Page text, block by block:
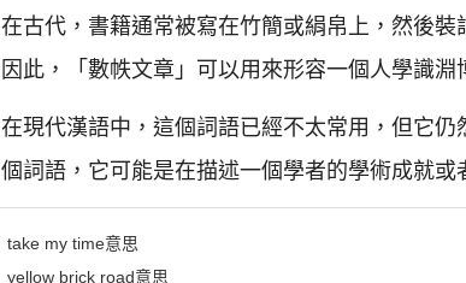
在古代，書籍通常被寫在竹簡或絹帛上，然後
因此，「數帙文章」可以用來形容一個人學識
在現代漢語中，這個詞語已經不太常用，但它
個詞語，它可能是在描述一個學者的學術成就或
take my time意思
yellow brick road意思